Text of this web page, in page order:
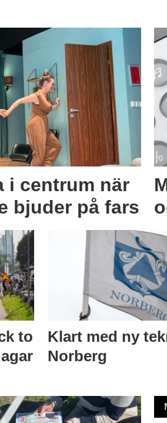
i centrum när
bjuder på fars
to
Klart med ny
Norberg